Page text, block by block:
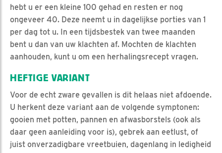
hebt u er een kleine 100 gehad en resten er nog
ongeveer 40. Deze neemt u in dagelijkse porties van 1
per dag tot u. In een tijdsbestek van twee maanden
bent u dan van uw klachten af. Mochten de klachten
aanhouden, kunt u om een herhalingsrecept vragen.
HEFTIGE VARIANT
Voor de echt zware gevallen is dit helaas niet afdoende.
U herkent deze variant aan de volgende symptonen:
gooien met potten, pannen en afwasborstels (ook als
daar geen aanleiding voor is), gebrek aan eetlust, of
juist onverzadigbare vreetbuien, dagenlang in ledigheid